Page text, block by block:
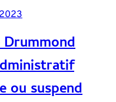
Drummond
ou suspend